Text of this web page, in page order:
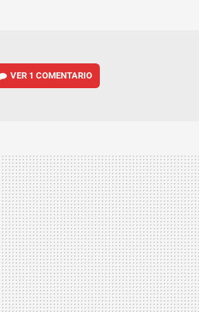
VER 1 COMENTARIO